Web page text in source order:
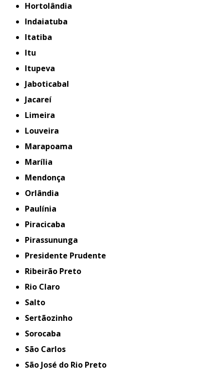
Hortolândia
Indaiatuba
Itatiba
Itu
Itupeva
Jaboticabal
Jacareí
Limeira
Louveira
Marapoama
Marília
Mendonça
Orlândia
Paulínia
Piracicaba
Pirassununga
Presidente Prudente
Ribeirão Preto
Rio Claro
Salto
Sertãozinho
Sorocaba
São Carlos
São José do Rio Preto